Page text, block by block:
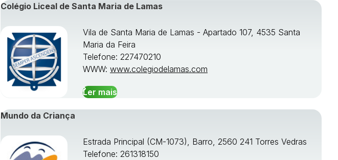
Colégio Liceal de Santa Maria de Lamas
Vila de Santa Maria de Lamas - Apartado 107, 4535 Santa
Maria da Feira
Telefone: 227470210
WWW: www.colegiodelamas.com
Ler mais
Mundo da Criança
Estrada Principal (CM-1073), Barro, 2560 241 Torres Vedras
Telefone: 261318150